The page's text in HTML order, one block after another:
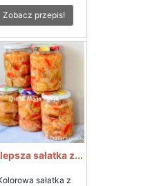
Zobacz przepis!
sałatka z...
sałatka z